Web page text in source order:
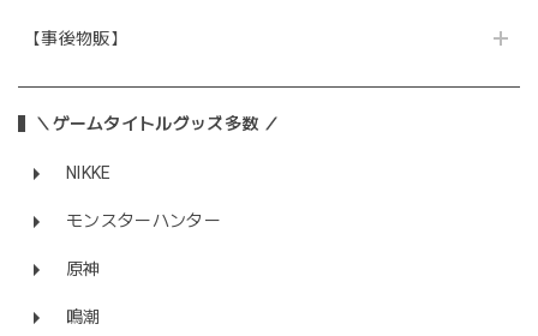
【事後物販】
＼ゲームタイトルグッズ多数 ／
NIKKE
モンスターハンター
原神
鳴潮